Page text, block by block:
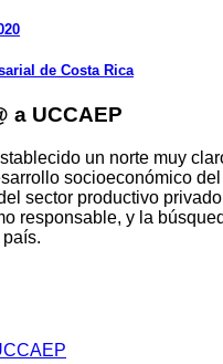
de Costa Rica
a UCCAEP
un norte muy
socioeconómico
sector productivo
responsable, y la